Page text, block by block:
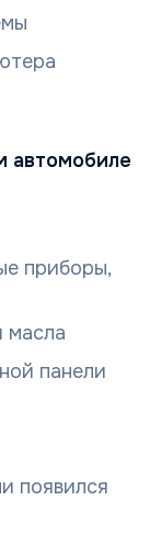
автомобиле
приборы,
масла
панели
появился